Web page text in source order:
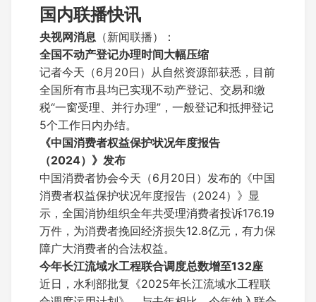
国内联播快讯
央视网消息 （新闻联播）：
全国不动产登记办理时间大幅压缩
记者今天（6月20日）从自然资源部获悉，目前
全国所有市县均已实现不动产登记、交易和缴
税“一窗受理、并行办理”，一般登记和抵押登记
5个工作日内办结。
《中国消费者权益保护状况年度报告
（2024）》发布
中国消费者协会今天（6月20日）发布的《中国
消费者权益保护状况年度报告（2024）》显
示，全国消协组织全年共受理消费者投诉176.19
万件，为消费者挽回经济损失12.8亿元，有力保
障广大消费者的合法权益。
今年长江流域水工程联合调度总数增至132座
近日，水利部批复《2025年长江流域水工程联